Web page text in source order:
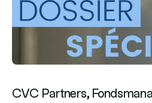
CVC Partners,